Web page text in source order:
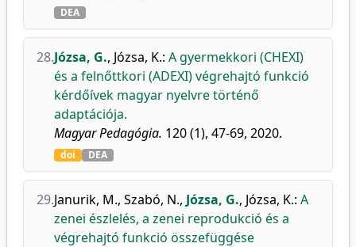
DEA
28.Józsa, G., Józsa, K.: A gyermekkori (CHEXI)
és a felnőttkori (ADEXI) végrehajtó funkció
kérdőívek magyar nyelvre történő
adaptációja.
Magyar Pedagógia. 120 (1), 47-69, 2020.
doi DEA
29.Janurik, M., Szabó, N., Józsa, G., Józsa, K.: A
zenei észlelés, a zenei reprodukció és a
végrehajtó funkció összefüggése